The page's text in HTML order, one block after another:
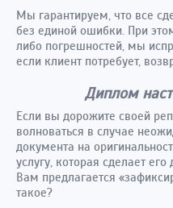
Мы гарантируем, что все
без единой ошибки. При
либо погрешностей, мы
если клиент потребует,
Диплом
Если вы дорожите своей
волноваться в случае
документа на
услугу, которая сделает
Вам предлагается
такое?